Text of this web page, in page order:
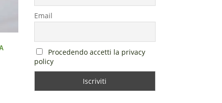
Email
Procedendo accetti la privacy
policy